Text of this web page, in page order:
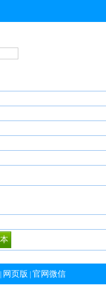
网页版 官网微信